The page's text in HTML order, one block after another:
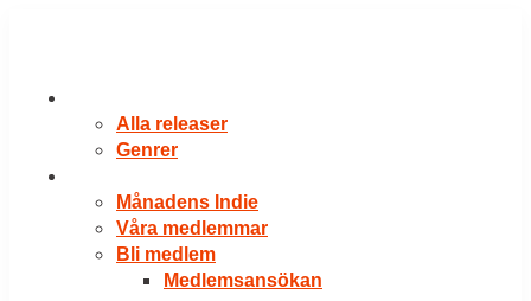
Alla releaser
Genrer
Månadens Indie
Våra medlemmar
Bli medlem
Medlemsansökan